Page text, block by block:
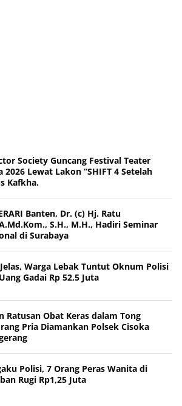
ADVERTISEMENT
Society Guncang Festival Teater
2026 Lewat Lakon “SHIFT 4 Setelah
Kafkha.
Banten, Dr. (c) Hj. Ratu
S.H., M.H., Hadiri Seminar
di Surabaya
Warga Lebak Tuntut Oknum Polisi
Gadai Rp 52,5 Juta
Ratusan Obat Keras dalam Tong
Pria Diamankan Polsek Cisoka
Polisi, 7 Orang Peras Wanita di
Rugi Rp1,25 Juta